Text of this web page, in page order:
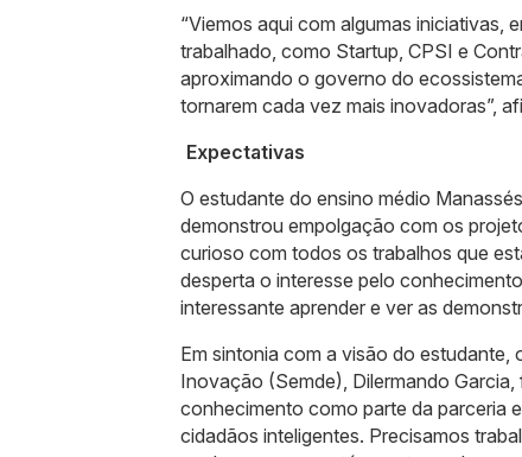
“Viemos aqui com algumas iniciativas,
trabalhado, como Startup, CPSI e
aproximando o governo do
tornarem cada vez mais inovadoras”,
Expectativas
O estudante do ensino médio
demonstrou empolgação com os
curioso com todos os trabalhos que
desperta o interesse pelo
interessante aprender e ver as
Em sintonia com a visão do
Inovação (Semde), Dilermando
conhecimento como parte da parceria
cidadãos inteligentes. Precisamos